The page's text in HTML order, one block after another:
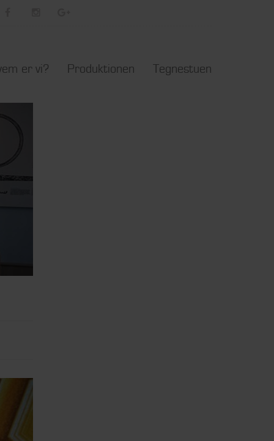
er vi? Produktionen Tegnestuen